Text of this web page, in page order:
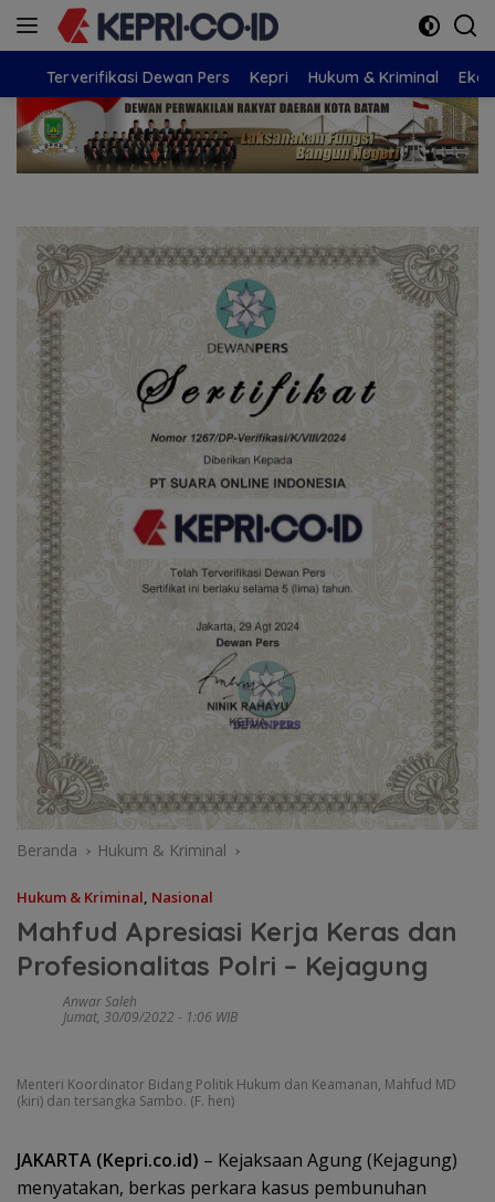
Langsung
Terverifikasi Dewan Pers Kepri Hukum & Kriminal
Beranda Hukum & Kriminal
Hukum & Kriminal, Nasional
Mahfud Apresiasi Kerja Keras dan
Profesionalitas Polri – Kejagung
Anwar Saleh
Jumat, 30/09/2022 - 1:06 WIB
Menteri Koordinator Bidang Politik Hukum dan Keamanan, Mahfud MD
(kiri) dan tersangka Sambo. (F. hen)
JAKARTA (Kepri.co.id) – Kejaksaan Agung (Kejagung)
menyatakan, berkas perkara kasus pembunuhan